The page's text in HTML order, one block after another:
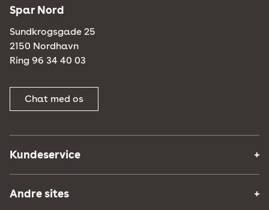
Spar Nord
Sundkrogsgade 25
2150 Nordhavn
Ring 96 34 40 03
Chat med os
Kundeservice
Andre sites